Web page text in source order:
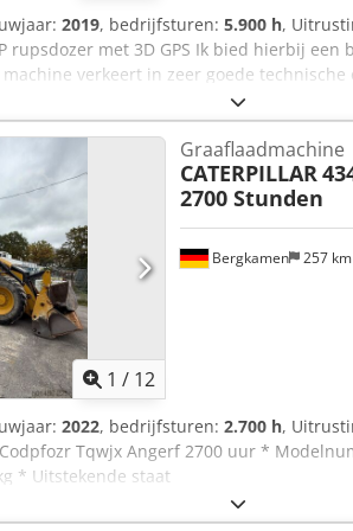
2019, bedrijfsturen: 5.900 h,
rupsdozer met 3D GPS Ik bied hierbij
machine verkeert in zeer goede
* Model: Caterpillar D6 LGP *
* Vermogen: krachtig en efficiënt *
LGP-onderstellen voor lage
* Joystickbesturing voor
onderhouden Staat: De machine
technische gebreken. Ideaal geschikt
andere toepassingen. Bezichtiging &
mogelijk op afspraak *
1 / 12
Bergkamen 257 km
Graaflaadmachine
CATERPILLAR
2700 Stunden
2022, bedrijfsturen: 2.700 h,
Tqwjx Angerf 2700 uur *
* Uitstekende staat